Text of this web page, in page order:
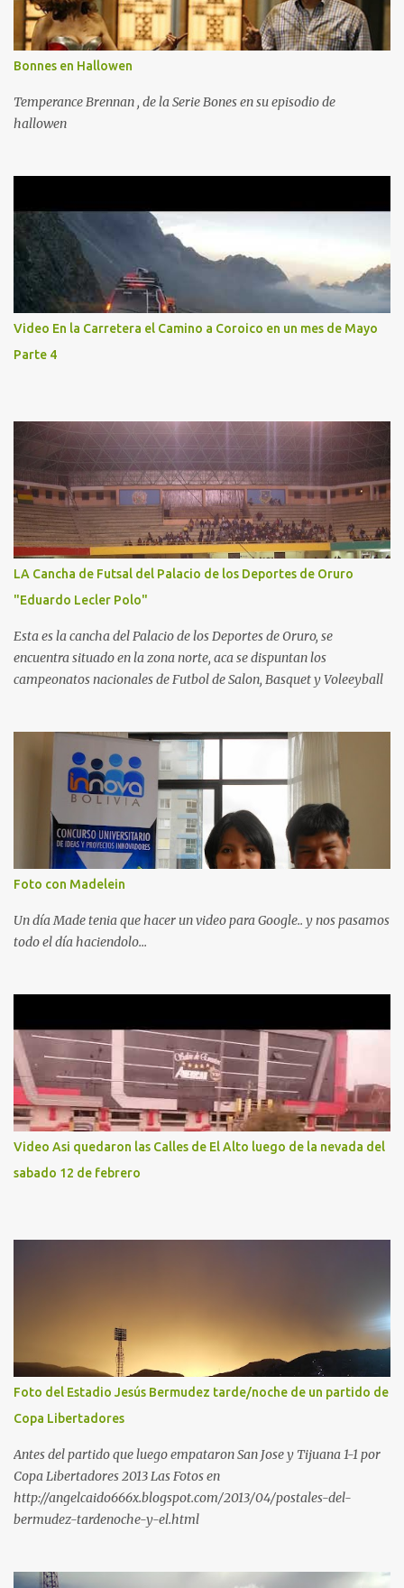
Bonnes en Hallowen
Temperance Brennan , de la Serie Bones en su episodio de
hallowen
Video En la Carretera el Camino a Coroico en un mes de Mayo
Parte 4
LA Cancha de Futsal del Palacio de los Deportes de Oruro
"Eduardo Lecler Polo"
Esta es la cancha del Palacio de los Deportes de Oruro, se
encuentra situado en la zona norte, aca se dispuntan los
campeonatos nacionales de Futbol de Salon, Basquet y Voleeyball
Foto con Madelein
Un día Made tenia que hacer un video para Google.. y nos pasamos
todo el día haciendolo...
Video Asi quedaron las Calles de El Alto luego de la nevada del
sabado 12 de febrero
Foto del Estadio Jesús Bermudez tarde/noche de un partido de
Copa Libertadores
Antes del partido que luego empataron San Jose y Tijuana 1-1 por
Copa Libertadores 2013 Las Fotos en
http://angelcaido666x.blogspot.com/2013/04/postales-del-
bermudez-tardenoche-y-el.html